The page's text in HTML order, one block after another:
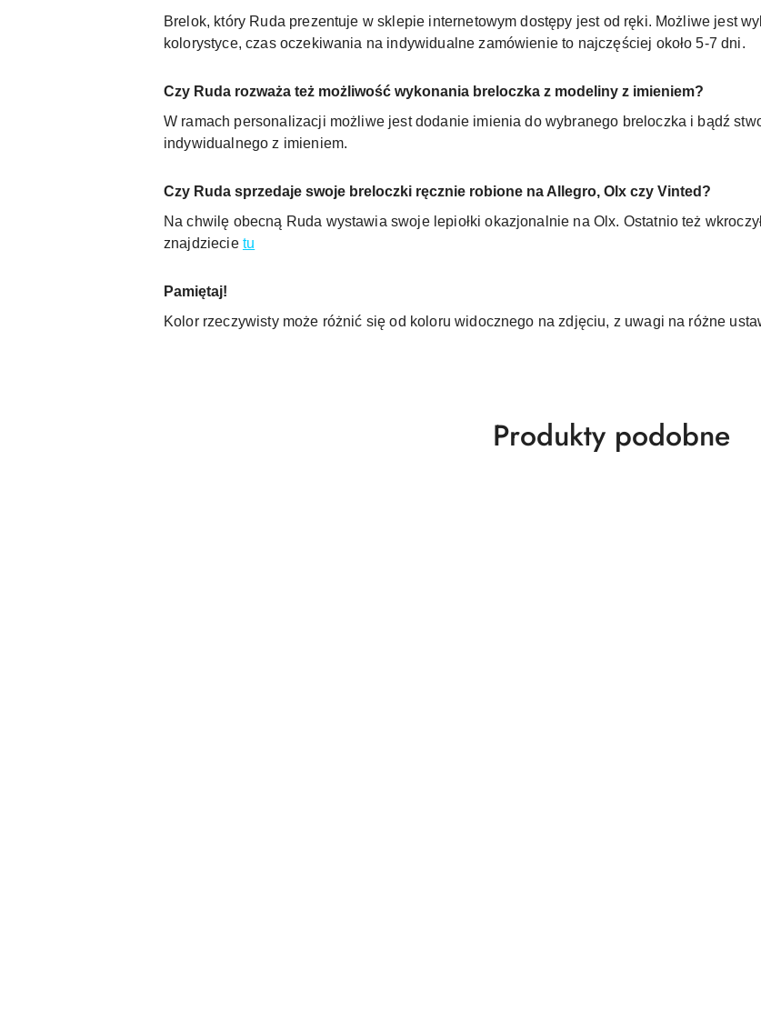
Brelok, który Ruda prezentuje w sklepie internetowym dostępy jest od ręki. Możliwe jest
kolorystyce, czas oczekiwania na indywidualne zamówienie to najczęściej około 5-7 dni.
Czy Ruda rozważa też możliwość wykonania breloczka z modeliny z imieniem?
W ramach personalizacji możliwe jest dodanie imienia do wybranego breloczka i bądź
indywidualnego z imieniem.
Czy Ruda sprzedaje swoje breloczki ręcznie robione na Allegro, Olx czy Vinted?
Na chwilę obecną Ruda wystawia swoje lepiołki okazjonalnie na Olx. Ostatnio też
znajdziecie tu
Pamiętaj!
Kolor rzeczywisty może różnić się od koloru widocznego na zdjęciu, z uwagi na różne
Produkty
Produkty podobne